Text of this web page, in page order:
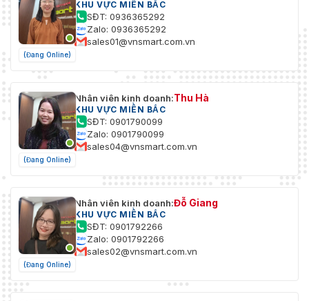
(Đang Online)
KHU VỰC MIỀN BẮC
SĐT: 0936365292
Zalo: 0936365292
sales01@vnsmart.com.vn
(Đang Online)
Nhân viên kinh doanh:Thu Hà
KHU VỰC MIỀN BẮC
SĐT: 0901790099
Zalo: 0901790099
sales04@vnsmart.com.vn
(Đang Online)
Nhân viên kinh doanh:Đỗ Giang
KHU VỰC MIỀN BẮC
SĐT: 0901792266
Zalo: 0901792266
sales02@vnsmart.com.vn